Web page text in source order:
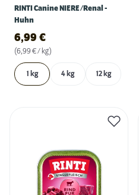
RINTI Canine NIERE/Renal -
Huhn
6,99 €
(6,99 € / kg)
1 kg 4 kg 12 kg